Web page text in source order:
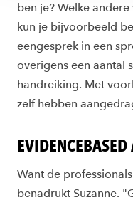
ben je? Welke
kun je bijvoorbeeld
eengesprek in een
overigens een aantal
handreiking. Met
zelf hebben
Want de
benadrukt Suzanne.